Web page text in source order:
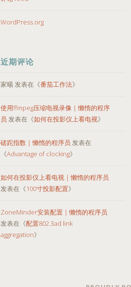
WordPress.org
近期评论
家暘发表在《番茄工作法》
使用ffmpeg压缩电视录像 | 懒惰的程序
员 发表在《如何在投影仪上看电视》
磋跎指数 | 懒惰的程序员 发表在
《Advantage of clocking》
如何在投影仪上看电视 | 懒惰的程序员
发表在《100寸投影配置》
ZoneMinder安装配置 | 懒惰的程序员
发表在《配置802.3ad link
aggregation》